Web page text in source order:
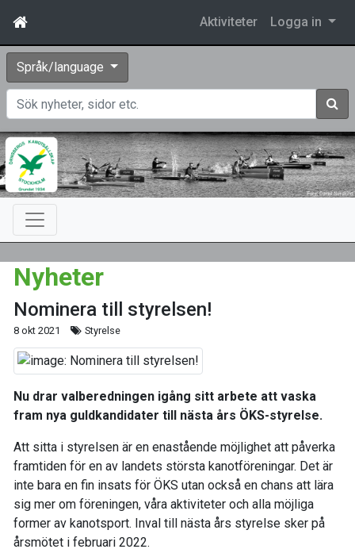
Aktiviteter Logga in
Språk/language
Sök
Nyheter
Nominera till styrelsen!
8 okt 2021 Styrelse
Nu drar valberedningen igång sitt arbete att vaska
fram nya guldkandidater till nästa års ÖKS-styrelse.
Att sitta i styrelsen är en enastående möjlighet att påverka
framtiden för en av landets största kanotföreningar. Det är
inte bara en fin insats för ÖKS utan också en chans att lära
sig mer om föreningen, våra aktiviteter och alla möjliga
former av kanotsport. Inval till nästa års styrelse sker på
årsmötet i februari 2022.